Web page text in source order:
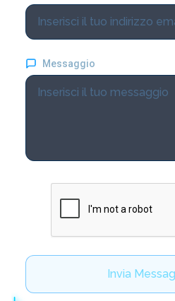
Messaggio
Invia